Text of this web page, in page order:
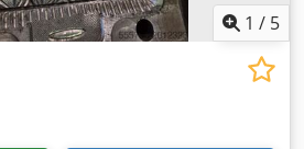
1 / 5